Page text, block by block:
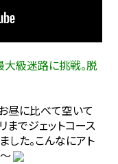
級迷路に挑戦。脱
昼に比べて空いて
までジェットコース
した。こんなにアト